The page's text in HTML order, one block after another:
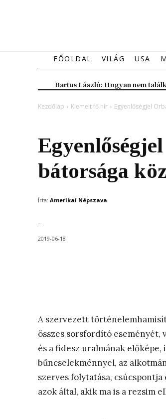
FŐOLDAL VILÁG USA
Bartus László: Hogyan nem
Kezdőlap Kiemelt fő hír Egyenlőségjel
bátorsága
Írta: Amerikai Népszava
-
2019-06-18
A szervezett
összes sorsfordító
és a fidesz uralmának
bűncselekménnyel, az
szerves folytatása,
azok által, akik ma is a rezsim